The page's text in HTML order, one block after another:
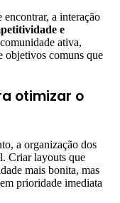
a interação
e
ativa,
objetivos comuns que
otimizar o
a organização dos
Criar layouts que
mais bonita, mas
prioridade imediata